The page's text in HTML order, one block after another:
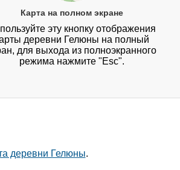
Карта на полном экране
эту кнопку отображения
деревни Гелюны на полный
для выхода из полноэкранного
режима нажмите "Esc".
деревни Гелюны.